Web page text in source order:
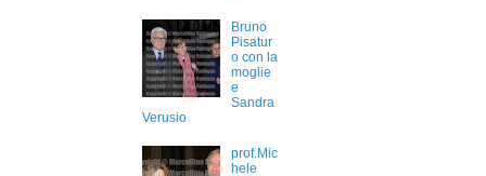
Bruno
Pisatur
o con la
moglie
e
Sandra
Verusio
prof.Mic
hele